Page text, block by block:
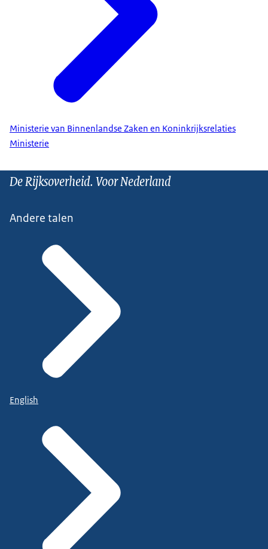
Ministerie van Binnenlandse Zaken en Koninkrijksrelaties
Ministerie
De Rijksoverheid. Voor Nederland
Andere talen
English